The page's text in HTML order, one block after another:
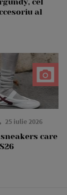
cel
al
25 iulie 2026
care